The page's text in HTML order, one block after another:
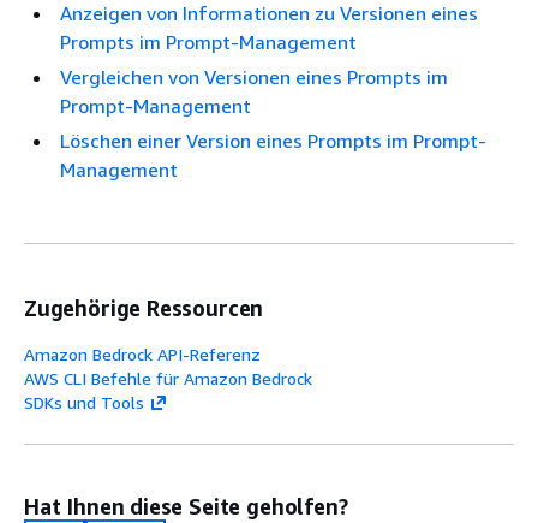
Anzeigen von Informationen zu Versionen eines
Prompts im Prompt-Management
Vergleichen von Versionen eines Prompts im
Prompt-Management
Löschen einer Version eines Prompts im Prompt-
Management
Zugehörige Ressourcen
Amazon Bedrock API-Referenz
AWS CLI Befehle für Amazon Bedrock
SDKs und Tools
Hat Ihnen diese Seite geholfen?